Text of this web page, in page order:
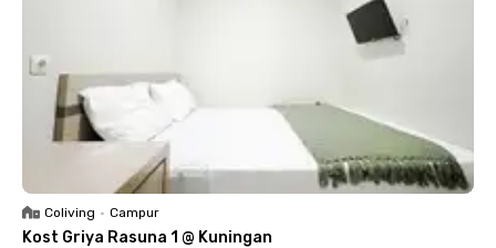
Coliving • Campur
Kost Griya Rasuna 1 @ Kuningan